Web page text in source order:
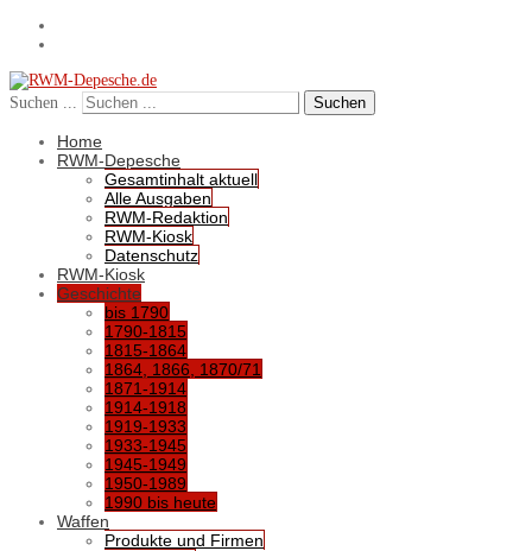
Suchen ... Suchen
Home
RWM-Depesche
Gesamtinhalt aktuell
Alle Ausgaben
RWM-Redaktion
RWM-Kiosk
Datenschutz
RWM-Kiosk
Geschichte
bis 1790
1790-1815
1815-1864
1864, 1866, 1870/71
1871-1914
1914-1918
1919-1933
1933-1945
1945-1949
1950-1989
1990 bis heute
Waffen
Produkte und Firmen